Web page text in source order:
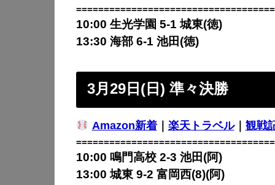
10:00 生光学園 5-1 城東(徳)
13:30 海部 6-1 池田(徳)
3月29日(日) 準々決勝
Amazon新着｜ 楽天トラベル｜ 観戦
10:00 鳴門高校 2-3 池田(阿)
13:00 城東 9-2 富岡西(8)(阿)